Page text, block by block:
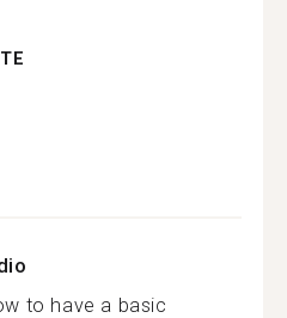
to have a basic